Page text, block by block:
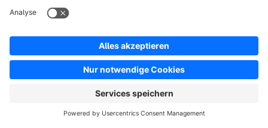
Ressourcen
Copyright © shopware AG - Alle Rechte vorbehalten